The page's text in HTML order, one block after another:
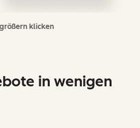
klicken
in wenigen